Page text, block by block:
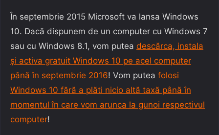
În septembrie 2015 Microsoft va lansa Windows
10. Dacă dispunem de un computer cu Windows 7
sau cu Windows 8.1, vom putea descărca, instala
și activa gratuit Windows 10 pe acel computer
până în septembrie 2016! Vom putea folosi
Windows 10 fără a plăti nicio altă taxă până în
momentul în care vom arunca la gunoi respectivul
computer!